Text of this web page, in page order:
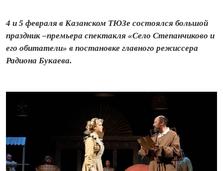
4 и 5 февраля в Казанском ТЮЗе состоялся большой
праздник –премьера спектакля «Село Степанчиково и
его обитатели» в постановке главного режиссера
Радиона Букаева.